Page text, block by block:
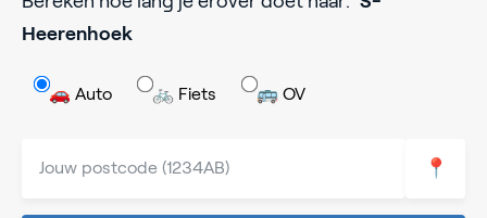
Heerenhoek
🚗 Auto 🚲 Fiets 🚌 OV
📍